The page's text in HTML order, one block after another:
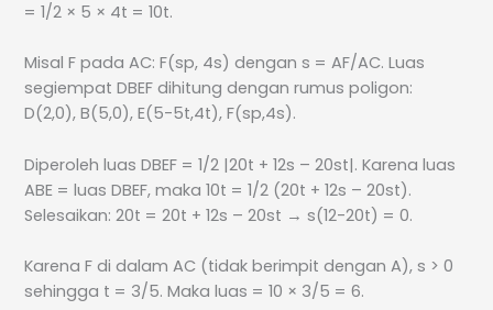
= 1/2 × 5 × 4t = 10t.
Misal F pada AC: F(sp, 4s) dengan s = AF/AC. Luas
segiempat DBEF dihitung dengan rumus poligon:
D(2,0), B(5,0), E(5-5t,4t), F(sp,4s).
Diperoleh luas DBEF = 1/2 |20t + 12s – 20st|. Karena luas
ABE = luas DBEF, maka 10t = 1/2 (20t + 12s – 20st).
Selesaikan: 20t = 20t + 12s – 20st → s(12-20t) = 0.
Karena F di dalam AC (tidak berimpit dengan A), s > 0
sehingga t = 3/5. Maka luas = 10 × 3/5 = 6.